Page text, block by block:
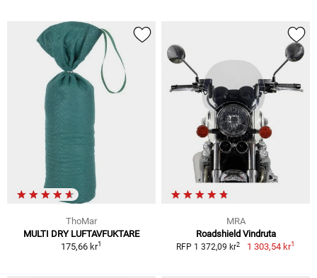
ThoMar
MULTI DRY LUFTAVFUKTARE
175,66 kr1
MRA
Roadshield Vindruta
RFP 1 372,09 kr2 1 303,54 kr1